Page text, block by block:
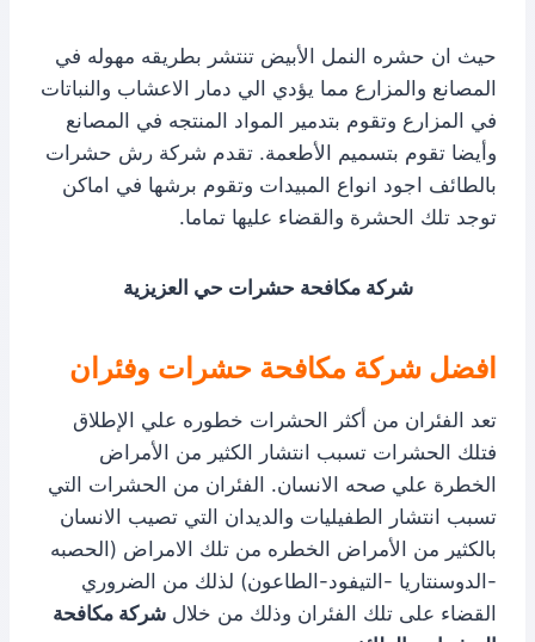
حيث ان حشره النمل الأبيض تنتشر بطريقه مهوله في
المصانع والمزارع مما يؤدي الي دمار الاعشاب والنباتات
في المزارع وتقوم بتدمير المواد المنتجه في المصانع
وأيضا تقوم بتسميم الأطعمة. تقدم شركة رش حشرات
بالطائف اجود انواع المبيدات وتقوم برشها في اماكن
توجد تلك الحشرة والقضاء عليها تماما.
شركة مكافحة حشرات حي العزيزية
افضل شركة مكافحة حشرات وفئران
تعد الفئران من أكثر الحشرات خطوره علي الإطلاق
فتلك الحشرات تسبب انتشار الكثير من الأمراض
الخطرة علي صحه الانسان. الفئران من الحشرات التي
تسبب انتشار الطفيليات والديدان التي تصيب الانسان
بالكثير من الأمراض الخطره من تلك الامراض (الحصبه
-الدوسنتاريا -التيفود-الطاعون) لذلك من الضروري
القضاء على تلك الفئران وذلك من خلال شركة مكافحة